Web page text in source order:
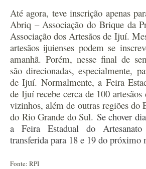
Até agora, teve inscrição apenas
Abriq – Associação do Brique da
Associação dos Artesãos de Ijuí.
artesãos ijuienses podem se
amanhã. Porém, nesse final de
são direcionadas, especialmente,
de Ijuí. Normalmente, a Feira
de Ijuí recebe cerca de 100
vizinhos, além de outras regiões do
do Rio Grande do Sul. Se chover
a Feira Estadual do
transferida para 18 e 19 do próximo
Fonte: RPI